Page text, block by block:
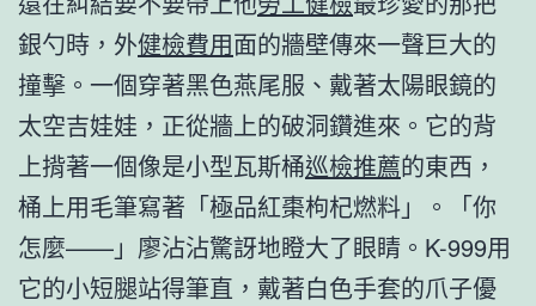
銀勺時，外健檢費用面的牆壁傳來一聲巨大的
撞擊。一個穿著黑色燕尾服、戴著太陽眼鏡的
太空吉娃娃，正從牆上的破洞鑽進來。它的背
上揹著一個像是小型瓦斯桶巡檢推薦的東西，
桶上用毛筆寫著「極品紅棗枸杞燃料」。「你
怎麼——」廖沾沾驚訝地瞪大了眼睛。K-999用
它的小短腿站得筆直，戴著白色手套的爪子優